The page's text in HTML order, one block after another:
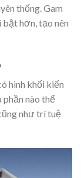
thống. Gam
bật hơn, tạo nên
hình khối kiến
phần nào thể
như trí tuệ